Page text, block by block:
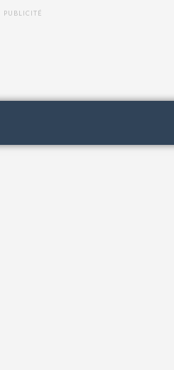
PUBLICITÉ